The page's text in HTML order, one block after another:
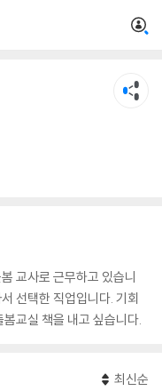
교사로 근무하고 있습니
선택한 직업입니다. 기회
교실 책을 내고 싶습니다.
최신순